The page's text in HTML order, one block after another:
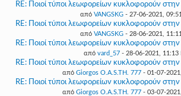
RE: Ποιοί τύποι λεωφορείων κυκλοφορούν
από VANGSKG- 27-06-2021,
RE: Ποιοί τύποι λεωφορείων κυκλοφορούν
από VANGSKG- 28-06-2021,
RE: Ποιοί τύποι λεωφορείων κυκλοφορούν
από vard_57- 28-06-2021, 11:13
RE: Ποιοί τύποι λεωφορείων κυκλοφορούν
από Giorgos O.A.S.TH. 777- 01-07-
RE: Ποιοί τύποι λεωφορείων κυκλοφορούν
από Giorgos O.A.S.TH. 777- 03-07-